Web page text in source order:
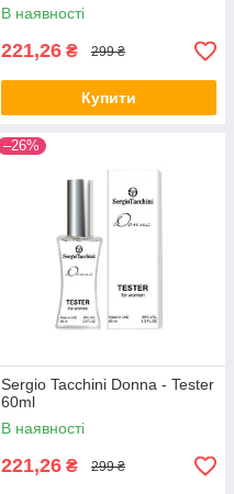
В наявності
221,26 ₴ 299 ₴
Купити
–26%
Sergio Tacchini Donna - Tester
60ml
В наявності
221,26 ₴ 299 ₴